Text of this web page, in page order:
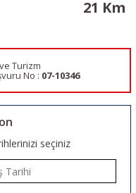
21 Km
Turizm
No : 07-10346
seçiniz